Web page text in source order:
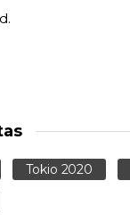
Tokio 2020